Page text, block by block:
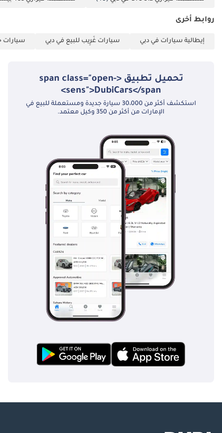
روابط أخرى
إيطالية سيارات في دبي سيارات غَرِيب للبيع في دبي سيارات
تحميل تطبيق <span class="open-
sens">DubiCars</span>
استكشف أكثر من 30،000 سيارة جديدة ومستعملة للبيع في
الإمارات من أكثر من 350 وكيل معتمد.